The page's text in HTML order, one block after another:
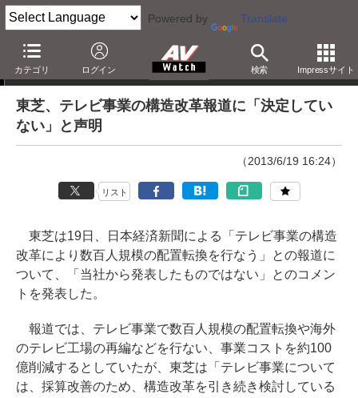
Powered by Translate
カテゴリ ログイン 検索 Impressサイト
ニュース
東芝、テレビ事業の構造改革報道に「決定してい
ない」と声明
（2013/6/19 16:24）
リスト
東芝は19日、日本経済新聞による「テレビ事業の構造
改革により数百人規模の配置転換を行なう」との報道に
ついて、「当社から発表したものではない」とのコメン
トを発表した。
報道では、テレビ事業で数百人規模の配置転換や海外
のテレビ工場の再編などを行ない、事業コストを約100
億削減するとしていたが、東芝は「テレビ事業について
は、採算改善のため、構造改革を引き続き検討している